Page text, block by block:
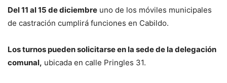
Del 11 al 15 de diciembre uno de los móviles municipales
de castración cumplirá funciones en Cabildo.
Los turnos pueden solicitarse en la sede de la delegación
comunal, ubicada en calle Pringles 31.